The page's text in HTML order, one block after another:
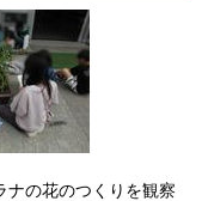
ナの花のつくりを観察